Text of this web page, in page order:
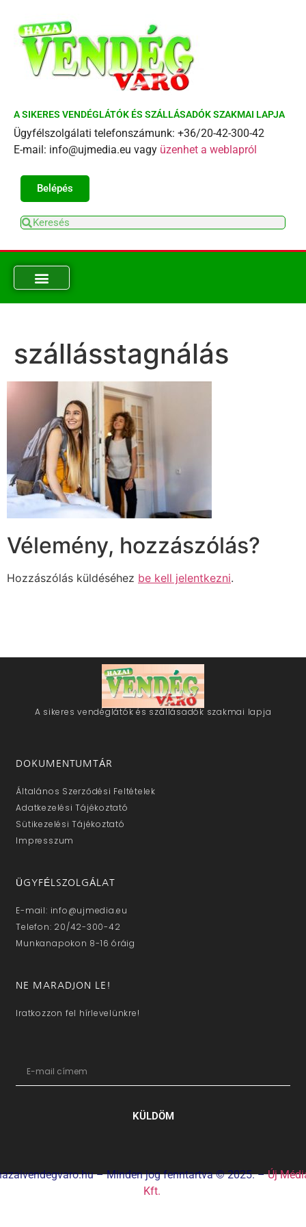
A SIKERES VENDÉGLÁTÓK ÉS SZÁLLÁSADÓK SZAKMAI LAPJA
Ügyfélszolgálati telefonszámunk: +36/20-42-300-42
E-mail: info@ujmedia.eu vagy üzenhet a weblapról
Belépés
szállásstagnálás
Vélemény, hozzászólás?
Hozzászólás küldéséhez be kell jelentkezni.
A sikeres vendéglátók és szállásadók szakmai lapja
DOKUMENTUMTÁR
Általános Szerződési Feltételek
Adatkezelési Tájékoztató
Sütikezelési Tájékoztató
Impresszum
ÜGYFÉLSZOLGÁLAT
E-mail: info@ujmedia.eu
Telefon: 20/42-300-42
Munkanapokon 8-16 óráig
NE MARADJON LE!
Iratkozzon fel hírlevelünkre!
KÜLDÖM
– Minden jog fenntartva © 2025. –Új
Kft.